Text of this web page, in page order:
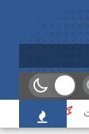
بررسی